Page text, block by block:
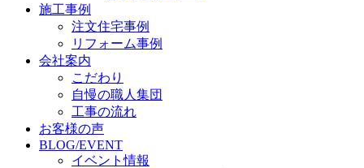
施工事例
注文住宅事例
リフォーム事例
会社案内
こだわり
自慢の職人集団
工事の流れ
お客様の声
BLOG/EVENT
イベント情報